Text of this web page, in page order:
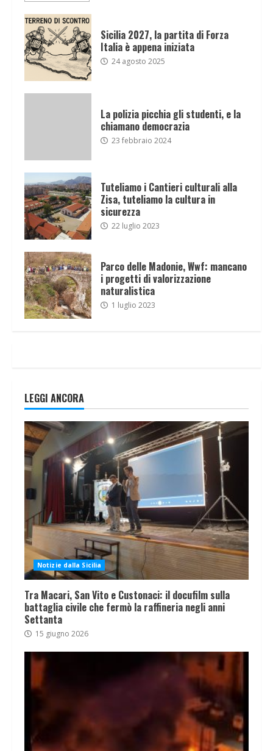
Sicilia 2027, la partita di Forza
Italia è appena iniziata
24 agosto 2025
La polizia picchia gli studenti, e la
chiamano democrazia
23 febbraio 2024
Tuteliamo i Cantieri culturali alla
Zisa, tuteliamo la cultura in
sicurezza
22 luglio 2023
Parco delle Madonie, Wwf: mancano
i progetti di valorizzazione
naturalistica
1 luglio 2023
LEGGI ANCORA
Notizie dalla Sicilia
Tra Macari, San Vito e Custonaci: il docufilm sulla
battaglia civile che fermò la raffineria negli anni
Settanta
15 giugno 2026